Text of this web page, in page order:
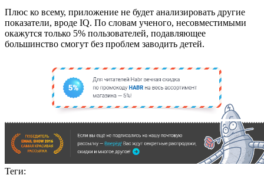
Плюс ко всему, приложение не будет анализировать другие
показатели, вроде IQ. По словам ученого, несовместимыми
окажутся только 5% пользователей, подавляющее
большинство смогут без проблем заводить детей.
Теги: